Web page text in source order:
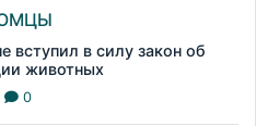
вступил в силу закон об
животных
0